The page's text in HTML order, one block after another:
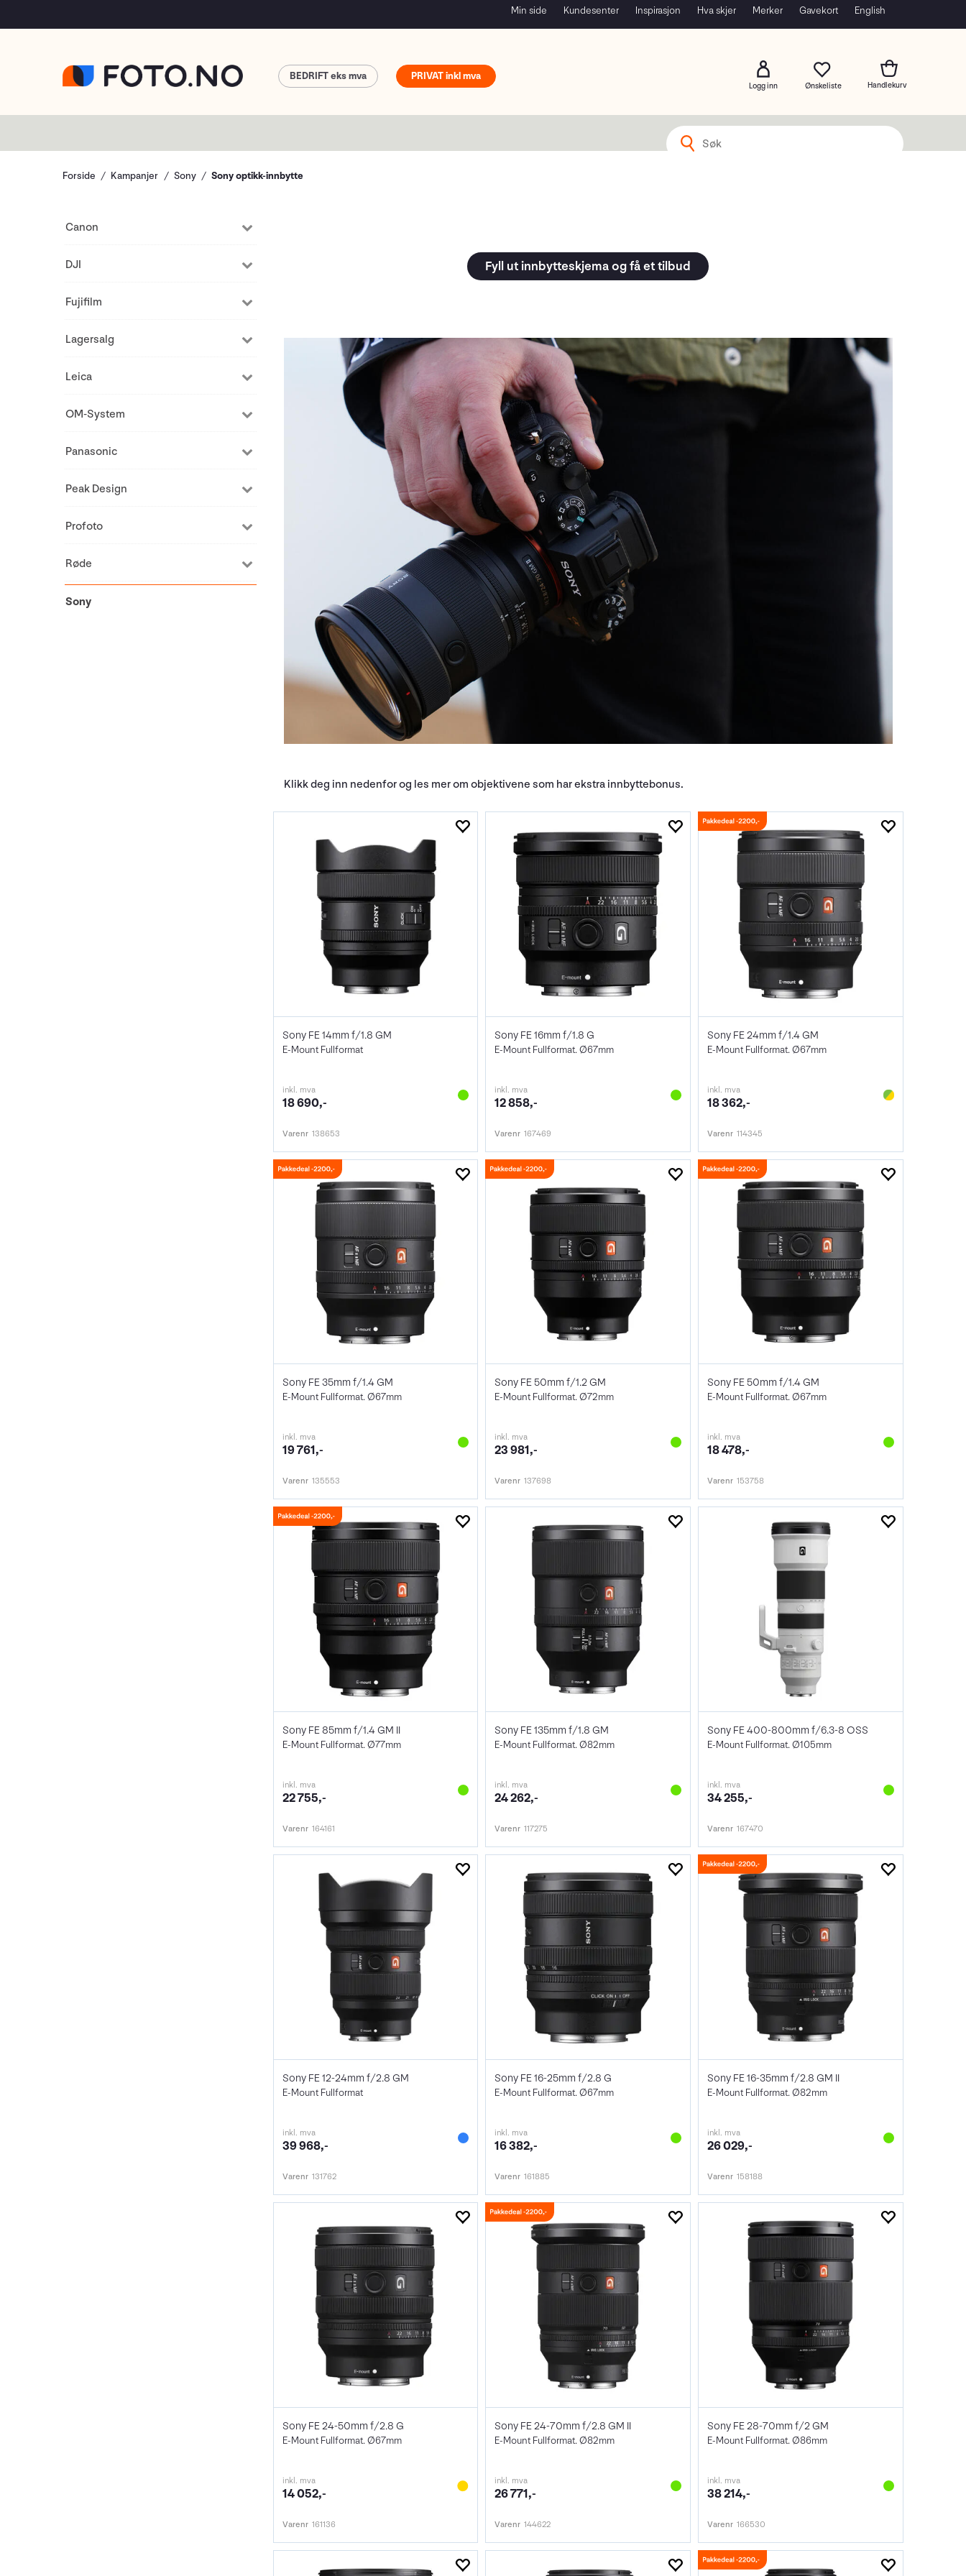
Min side Kundesenter Inspirasjon Hva skjer Merker Gavekort English
Logg inn
PRIVAT
BEDRIFT
Forside Kampanjer Sony Sony optikk-innbytte
Canon
DJI
Fujifilm
Lagersalg
Leica
OM-System
Panasonic
Peak Design
Profoto
Røde
Sony
Fyll ut innbytteskjema og få et tilbud
Klikk deg inn nedenfor og les mer om objektivene som har ekstra innbyttebonus.
Sony FE 14mm f/1.8 GM
E-Mount Fullformat
inkl. mva
18 690,-
Varenr 138653
Sony FE 16mm f/1.8 G
E-Mount Fullformat. Ø67mm
inkl. mva
12 858,-
Varenr 167469
Sony FE 24mm f/1.4 GM
E-Mount Fullformat. Ø67mm
inkl. mva
18 362,-
Varenr 114345
Sony FE 35mm f/1.4 GM
E-Mount Fullformat. Ø67mm
inkl. mva
19 761,-
Varenr 135553
Sony FE 50mm f/1.2 GM
E-Mount Fullformat. Ø72mm
inkl. mva
23 981,-
Varenr 137698
Sony FE 50mm f/1.4 GM
E-Mount Fullformat. Ø67mm
inkl. mva
18 478,-
Varenr 153758
Sony FE 85mm f/1.4 GM II
E-Mount Fullformat. Ø77mm
inkl. mva
22 755,-
Varenr 164161
Sony FE 135mm f/1.8 GM
E-Mount Fullformat. Ø82mm
inkl. mva
24 262,-
Varenr 117275
Sony FE 400-800mm f/6.3-8 OSS
E-Mount Fullformat. Ø105mm
inkl. mva
34 255,-
Varenr 167470
Sony FE 12-24mm f/2.8 GM
E-Mount Fullformat
inkl. mva
39 968,-
Varenr 131762
Sony FE 16-25mm f/2.8 G
E-Mount Fullformat. Ø67mm
inkl. mva
16 382,-
Varenr 161885
Sony FE 16-35mm f/2.8 GM II
E-Mount Fullformat. Ø82mm
inkl. mva
26 029,-
Varenr 158188
Sony FE 24-50mm f/2.8 G
E-Mount Fullformat. Ø67mm
inkl. mva
14 052,-
Varenr 161136
Sony FE 24-70mm f/2.8 GM II
E-Mount Fullformat. Ø82mm
inkl. mva
26 771,-
Varenr 144622
Sony FE 28-70mm f/2 GM
E-Mount Fullformat. Ø86mm
inkl. mva
38 214,-
Varenr 166530